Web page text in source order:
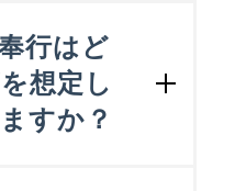
なるため、それ
いデータの受け
ターフェイスや
個別に開発する
データ参照を実
文アプリから
Connect -
10/11［ライトエ
Connect -
10/11［ライトエ
出したデータの
スへの書き込み
11シリーズ用の
おります。各製
［製品パンフレッ
さい。
行はど
想定し
すか？